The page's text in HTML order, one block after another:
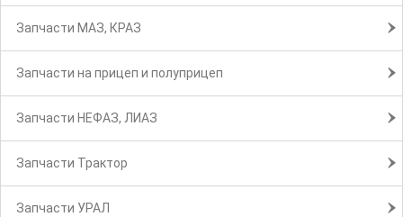
Запчасти МАЗ, КРАЗ
Запчасти на прицеп и полуприцеп
Запчасти НЕФАЗ, ЛИАЗ
Запчасти Трактор
Запчасти УРАЛ